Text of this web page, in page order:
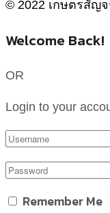
© 2022 เกษตรสัญจ
Welcome Back!
OR
Login to your
Remember Me